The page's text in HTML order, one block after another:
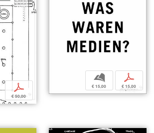
p
€ 50,00
b
€ 15,00
p
€ 15,00